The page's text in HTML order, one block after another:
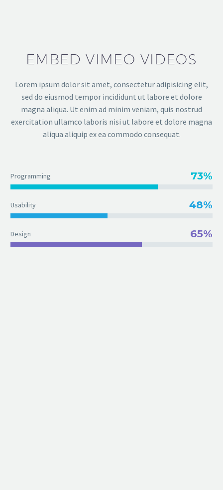
EMBED VIMEO VIDEOS
Lorem ipsum dolor sit amet, consectetur adipisicing elit,
sed do eiusmod tempor incididunt ut labore et dolore
magna aliqua. Ut enim ad minim veniam, quis nostrud
exercitation ullamco laboris nisi ut labore et dolore magna
aliqua aliquip ex ea commodo consequat.
Programming 73%
Usability 48%
Design 65%